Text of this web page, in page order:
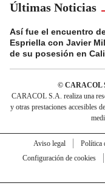
Últimas Noticias
Así fue el encuentro
Espriella con Javier
de su posesión en Cali
© CARACOL
CARACOL S.A. realiza una
y otras prestaciones accesibles
Aviso legal Política
Configuración de cookies